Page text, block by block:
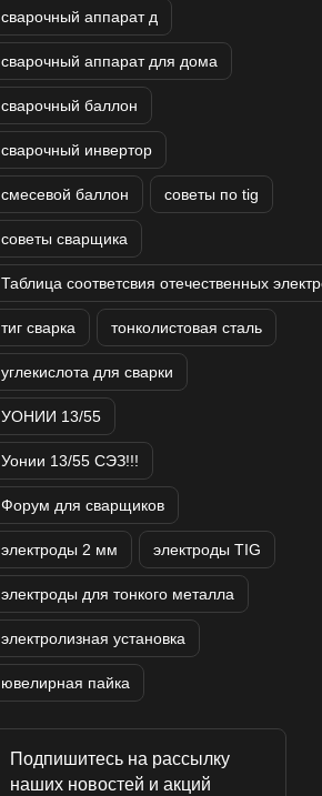
сварочный аппарат д
сварочный аппарат для дома
сварочный баллон
сварочный инвертор
смесевой баллон советы по tig
советы сварщика
Таблица соответсвия отечественных
тиг сварка тонколистовая сталь
углекислота для сварки
УОНИИ 13/55
Уонии 13/55 СЭЗ!!!
Форум для сварщиков
электроды 2 мм электроды TIG
электроды для тонкого металла
электролизная установка
ювелирная пайка
Подпишитесь на рассылку
наших новостей и акций